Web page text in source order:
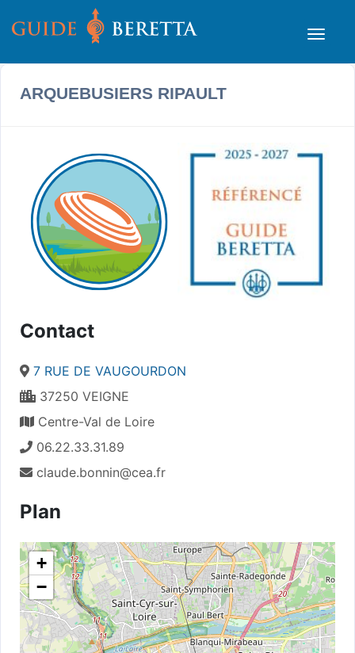
ARQUEBUSIERS RIPAULT
Contact
7 RUE DE VAUGOURDON
37250 VEIGNE
Centre-Val de Loire
06.22.33.31.89
claude.bonnin@cea.fr
Plan
+
−